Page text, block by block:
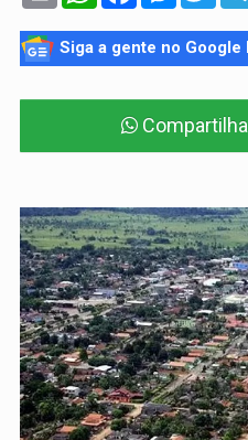
Siga a gente no Google